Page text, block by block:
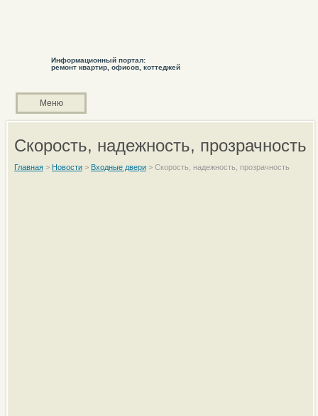
Информационный портал:
ремонт квартир, офисов, коттеджей
Меню
Скорость, надежность, прозрачность
Главная> Новости> Входные двери> Скорость, надежность, прозрачность